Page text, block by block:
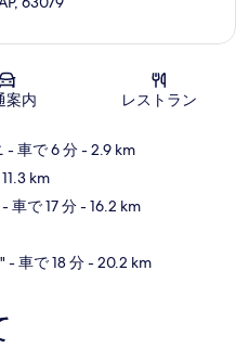
地図
案内 レストラン
- 車で 6 分- 2.9 km
km
- 車で 17 分- 16.2 km
- 車で 18 分- 20.2 km